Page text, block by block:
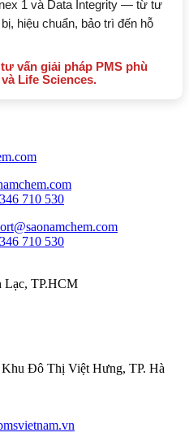
1 và Data Integrity — từ tư
hiệu chuẩn, bảo trì đến hỗ
vấn giải pháp PMS phù
Life Sciences.
710 530
710 530
Lạc, TP.HCM
Đô Thị Việt Hưng, TP. Hà